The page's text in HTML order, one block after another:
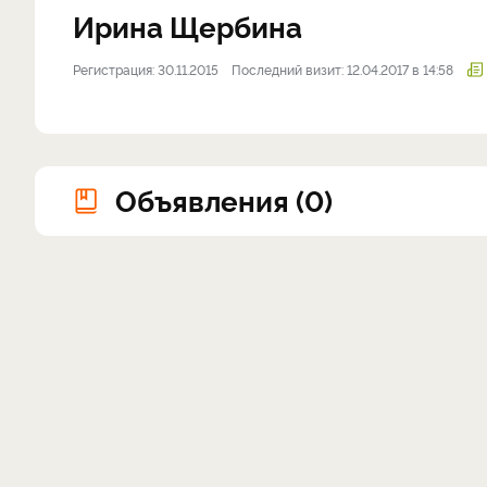
Ирина Щербина
Регистрация: 30.11.2015 Последний визит: 12.04.2017 в 14:58
Объявления (0)